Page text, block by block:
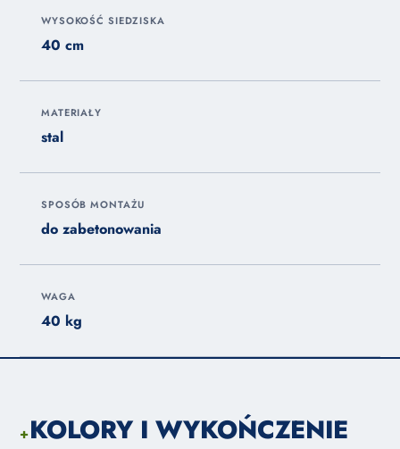
WYSOKOŚĆ SIEDZISKA
40 cm
MATERIAŁY
stal
SPOSÓB MONTAŻU
do zabetonowania
WAGA
40 kg
+KOLORY I WYKOŃCZENIE